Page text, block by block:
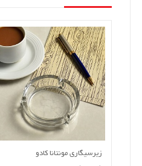
افزودن به سبد خرید
زیرسیگاری مونتانا کادو